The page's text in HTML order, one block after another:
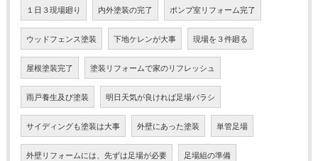
１日３現場廻り 内外塗装の完了 ポンプ室リフォーム完了
ウッドフェンス塗装 下地ケレンが大事 現場を３件廻る
屋根塗装完了 塗装リフォームで家のリフレッシュ
雨戸養生及び塗装 明日天気が良ければ足場バラシ
サイディングも塗装は大事 外壁にあった塗装 単管足場
外壁リフォームには、先ずは足場が必要 足場組の準備